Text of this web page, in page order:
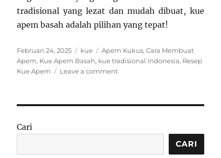
tradisional yang lezat dan mudah dibuat, kue
apem basah adalah pilihan yang tepat!
Posted
on
Februari 24, 2025 Categories
kue Tags
Apem Kukus,Cara Membuat
Apem, Kue Apem Basah, kue tradisional Indonesia, Resep
Kue Apem
Leave a commenton
dengan
Manis
Cari
CARI